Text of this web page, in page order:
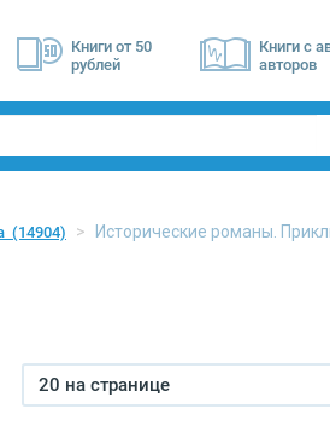
Книги от 50
рублей
Книги с
авторов
(14904) Исторические романы.
20 на странице